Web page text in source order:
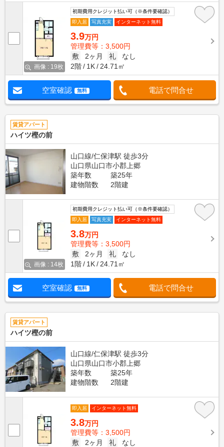
画像 : 19枚
初期費用クレジット払い可（※条件要確認）
即入居
写真充実 インターネット無料
3.9万円
管理費等：3,500円
敷
2ヶ月 礼
なし
2階
1K 24.71㎡
空室確認 無料 電話で問合せ
賃貸アパート
ハイツ樫の前
山口線/仁保津駅 徒歩3分
山口県山口市小郡上郷
築年数
築25年
建物階数
2階建
画像 : 14枚
初期費用クレジット払い可（※条件要確認）
即入居
写真充実 インターネット無料
3.8万円
管理費等：3,500円
敷
2ヶ月 礼
なし
1階
1K 24.71㎡
空室確認 無料 電話で問合せ
賃貸アパート
ハイツ樫の前
山口線/仁保津駅 徒歩3分
山口県山口市小郡上郷
築年数
築25年
建物階数
2階建
即入居 インターネット無料
3.8万円
管理費等：3,500円
敷
2ヶ月 礼
なし